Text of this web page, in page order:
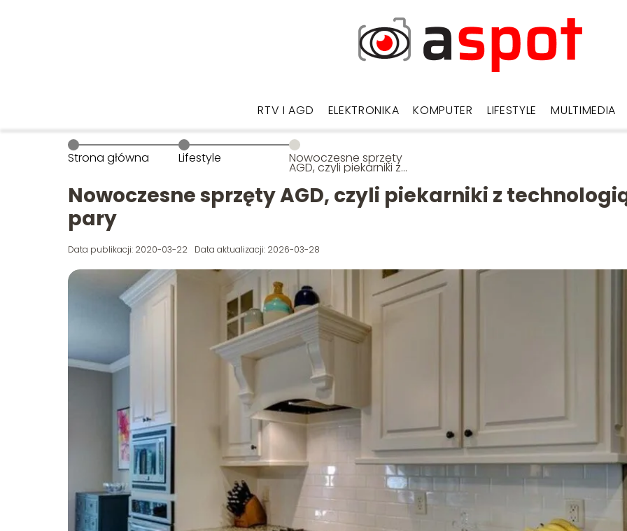
RTV I AGD ELEKTRONIKA KOMPUTER LIFESTYLE MULTIMEDIA
Strona główna Lifestyle Nowoczesne sprzęty
AGD, czyli piekarniki z
technologią pary
Nowoczesne sprzęty AGD, czyli piekarniki z
pary
Data publikacji: 2020-03-22 Data aktualizacji: 2026-03-28